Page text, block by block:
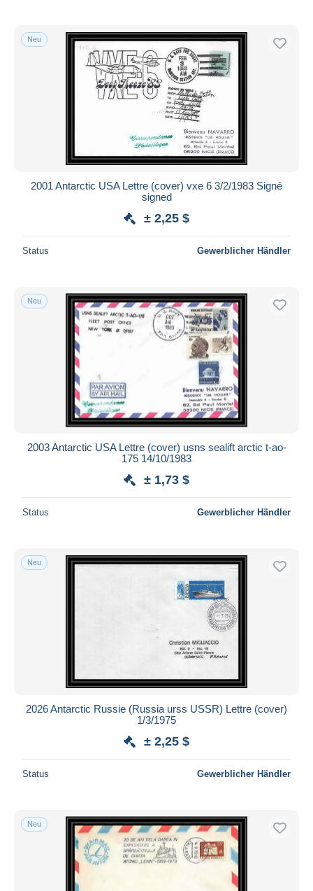
Neu
2001 Antarctic USA Lettre (cover) vxe 6 3/2/1983 Signé
signed
± 2,25 $
Status Gewerblicher Händler
Neu
2003 Antarctic USA Lettre (cover) usns sealift arctic t-ao-
175 14/10/1983
± 1,73 $
Status Gewerblicher Händler
Neu
2026 Antarctic Russie (Russia urss USSR) Lettre (cover)
1/3/1975
± 2,25 $
Status Gewerblicher Händler
Neu